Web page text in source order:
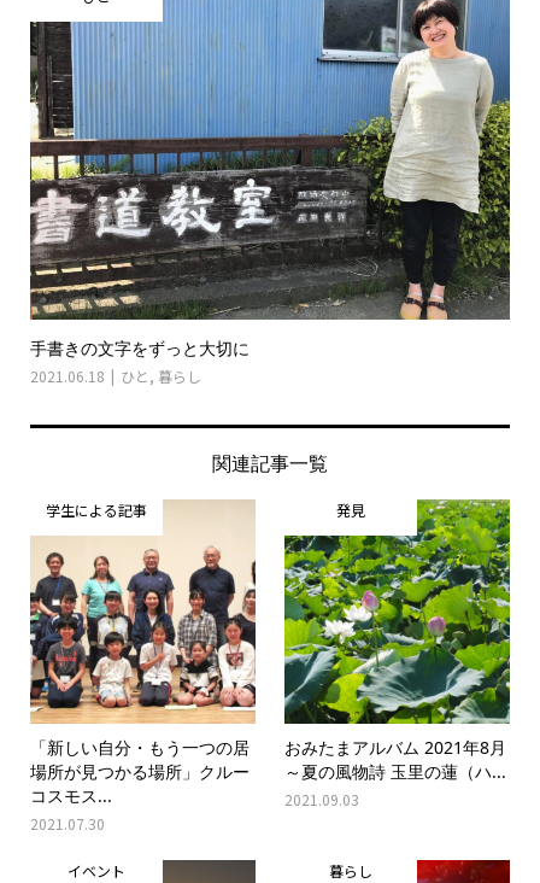
手書きの文字をずっと大切に
2021.06.18 ひと , 暮らし
関連記事一覧
学生による記事
「新しい自分・もう一つの居
場所が見つかる場所」クルー
コスモス...
2021.07.30
発見
おみたまアルバム 2021年8月
～夏の風物詩 玉里の蓮（ハ...
2021.09.03
イベント 暮らし